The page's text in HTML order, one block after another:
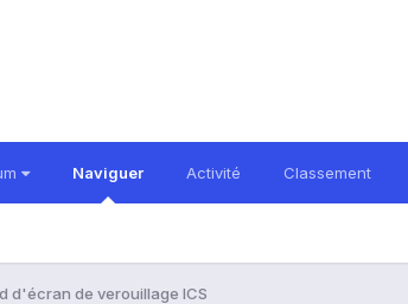
Naviguer Activité Classement
d'écran de verouillage ICS